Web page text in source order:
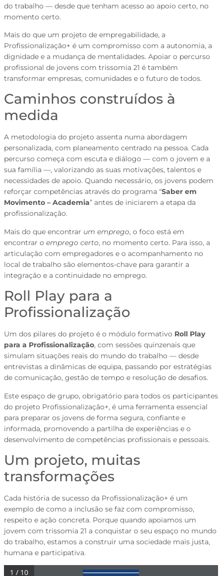
do trabalho — desde que tenham acesso ao apoio certo, no
momento certo.
Mais do que um projeto de empregabilidade, a
Profissionalização+ é um compromisso com a autonomia, a
dignidade e a mudança de mentalidades. Apoiar o percurso
profissional de jovens com trissomia 21 é também
transformar empresas, comunidades e o futuro de todos.
Caminhos construídos à
medida
A metodologia do projeto assenta numa abordagem
personalizada, com planeamento centrado na pessoa. Cada
percurso começa com escuta e diálogo — com o jovem e a
sua família —, valorizando as suas motivações, talentos e
necessidades de apoio. Quando necessário, os jovens podem
reforçar competências através do programa “Saber em
Movimento – Academia” antes de iniciarem a etapa da
profissionalização.
Mais do que encontrar um emprego, o foco está em
encontrar o emprego certo, no momento certo. Para isso, a
articulação com empregadores e o acompanhamento no
local de trabalho são elementos-chave para garantir a
integração e a continuidade no emprego.
Roll Play para a
Profissionalização
Um dos pilares do projeto é o módulo formativo Roll Play
para a Profissionalização, com sessões quinzenais que
simulam situações reais do mundo do trabalho — desde
entrevistas a dinâmicas de equipa, passando por estratégias
de comunicação, gestão de tempo e resolução de desafios.
Este espaço de grupo, obrigatório para todos os participantes
do projeto Profissionalização+, é uma ferramenta essencial
para preparar os jovens de forma segura, confiante e
informada, promovendo a partilha de experiências e o
desenvolvimento de competências profissionais e pessoais.
Um projeto, muitas
transformações
Cada história de sucesso da Profissionalização+ é um
exemplo de como a inclusão se faz com compromisso,
respeito e ação concreta. Porque quando apoiamos um
jovem com trissomia 21 a conquistar o seu espaço no mundo
do trabalho, estamos a construir uma sociedade mais justa,
humana e participativa.
1 / 10